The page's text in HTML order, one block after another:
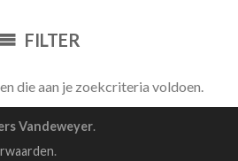
FILTER
die aan je zoekcriteria voldoen.
Vandeweyer.
.